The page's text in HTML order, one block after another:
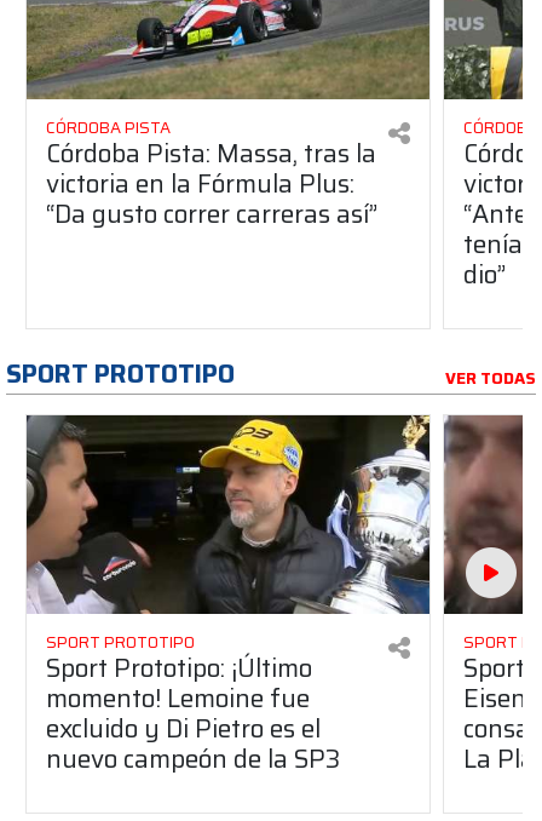
CÓRDOBA PISTA
Córdoba Pista: Massa, tras la
victoria en la Fórmula Plus:
“Da gusto correr carreras así”
dio”
SPORT PROTOTIPO VER TODAS
SPORT PROTOTIPO
Sport Prototipo: ¡Último
momento! Lemoine fue
excluido y Di Pietro es el
nuevo campeón de la SP3
SPORT
Sport
La